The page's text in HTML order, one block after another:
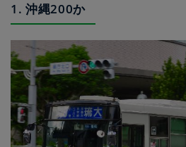
1. 沖縄200か